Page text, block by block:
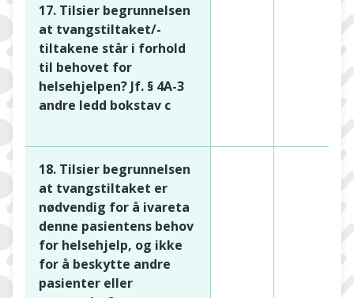
17. Tilsier begrunnelsen
at tvangstiltaket/-
tiltakene står i forhold
til behovet for
helsehjelpen? Jf. § 4A-3
andre ledd bokstav c
18. Tilsier begrunnelsen
at tvangstiltaket er
nødvendig for å ivareta
denne pasientens behov
for helsehjelp, og ikke
for å beskytte andre
pasienter eller